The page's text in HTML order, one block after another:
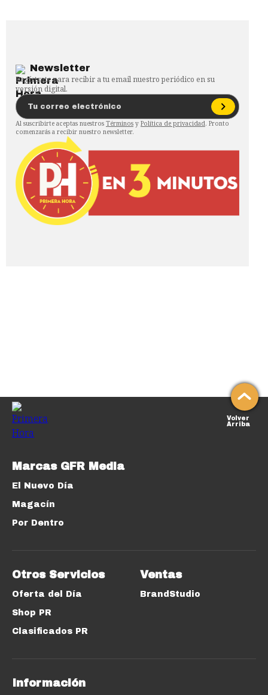
Newsletter
Regístrate para recibir a tu email nuestro periódico en su
versión digital.
Al suscribirte aceptas nuestros Términos y Política de privacidad. Pronto
comenzarás a recibir nuestro newsletter.
Volver
Arriba
Marcas GFR Media
El Nuevo Día
Magacín
Por Dentro
Otros Servicios
Oferta del Día
Shop PR
Clasificados PR
Ventas
BrandStudio
Información